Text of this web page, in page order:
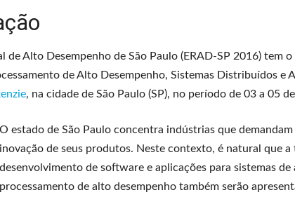
de Alto Desempenho de São Paulo (ERAD-SP 2016)
de Alto Desempenho, Sistemas Distribuídos e
, na cidade de São Paulo (SP), no período de 03 a 05
O estado de São Paulo concentra indústrias que
inovação de seus produtos. Neste contexto, é natural que
desenvolvimento de software e aplicações para sistemas
processamento de alto desempenho também serão